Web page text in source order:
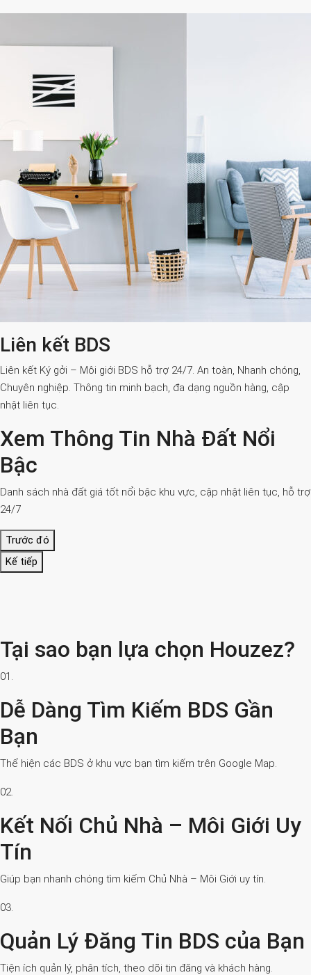
Liên kết BDS
Liên kết Ký gởi – Môi giới BDS hỗ trợ 24/7. An toàn, Nhanh chóng,
Chuyên nghiệp. Thông tin minh bạch, đa dạng nguồn hàng, cập
nhật liên tục.
Xem Thông Tin Nhà Đất Nổi
Bậc
Danh sách nhà đất giá tốt nổi bậc khu vực, cập nhật liên tục, hỗ trợ
24/7
Trước đó
Kế tiếp
Tại sao bạn lựa chọn Houzez?
01.
Dễ Dàng Tìm Kiếm BDS Gần
Bạn
Thể hiện các BDS ở khu vực bạn tìm kiếm trên Google Map.
02.
Kết Nối Chủ Nhà – Môi Giới Uy
Tín
Giúp bạn nhanh chóng tìm kiếm Chủ Nhà – Môi Giới uy tín.
03.
Quản Lý Đăng Tin BDS của Bạn
Tiện ích quản lý, phân tích, theo dõi tin đăng và khách hàng.